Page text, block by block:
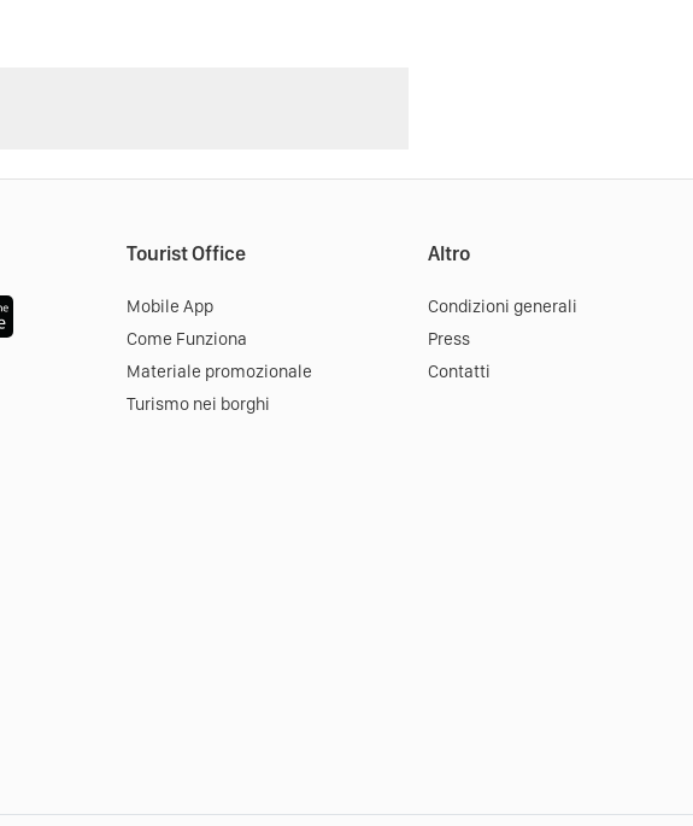
Tourist Office
Mobile App
Come Funziona
Materiale promozionale
Turismo nei borghi
Altro
Condizioni generali
Press
Contatti